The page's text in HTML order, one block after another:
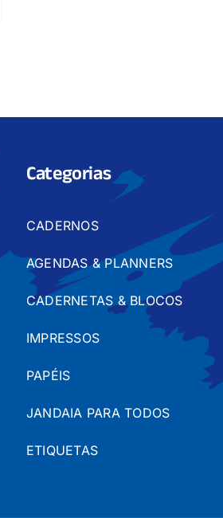
Categorias
CADERNOS
AGENDAS & PLANNERS
CADERNETAS & BLOCOS
IMPRESSOS
PAPÉIS
JANDAIA PARA TODOS
ETIQUETAS